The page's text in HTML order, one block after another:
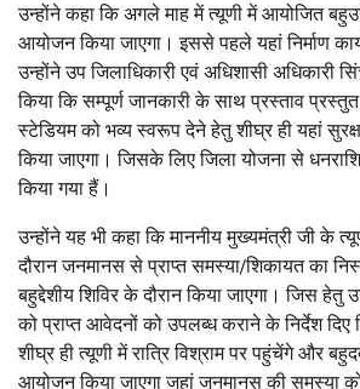
उन्होंने कहा कि अगले माह में त्यूणी में आयोजित
आयोजन किया जाएगा। इससे पहले यहां निर्माण
उन्होंने उप जिलाधिकारी एवं अधिशासी अधिकारी
किया कि सम्पूर्ण जानकारी के साथ प्रस्ताव
स्टेडियम को भव्य स्वरूप देने हेतु शीघ्र ही यहां
किया जाएगा। जिसके लिए जिला योजना से
किया गया हैं।
उन्होंने यह भी कहा कि माननीय मुख्यमंत्री जी के
दौरान जनमानस से प्राप्त समस्या/शिकायत का
बहुद्देशीय शिविर के दौरान किया जाएगा। जिस हेतु
को प्राप्त आवेदनों को उपलब्ध कराने के निर्देश दिए
शीघ्र ही त्यूणी में रात्रि विश्राम पर पहुंचेंगे और
आयोजन किया जाएगा जहां जनमानस की समस्या